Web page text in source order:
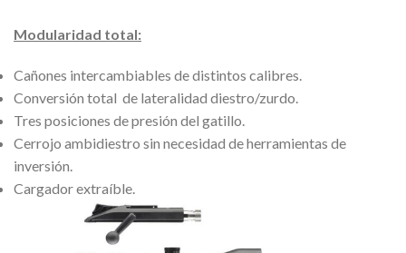
Modularidad total:
Cañones intercambiables de distintos calibres.
Conversión total de lateralidad diestro/zurdo.
Tres posiciones de presión del gatillo.
Cerrojo ambidiestro sin necesidad de herramientas de
inversión.
Cargador extraíble.